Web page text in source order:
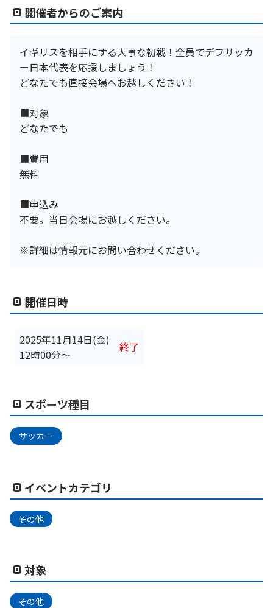
開催者からのご案内
イギリスを相手にする大事な初戦！全員でデフサッカ
ー日本代表を応援しましょう！
どなたでも直接会場へお越しください！
■対象
どなたでも
■費用
無料
■申込み
不要。当日会場にお越しください。
※詳細は情報元にお問い合わせください。
開催日時
2025年11月14日(金)
12時00分〜
終了
スポーツ種目
サッカー
イベントカテゴリ
その他
対象
その他